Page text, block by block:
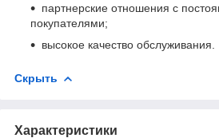
партнерские отношения с
покупателями;
высокое качество обслуживания.
Скрыть
Характеристики